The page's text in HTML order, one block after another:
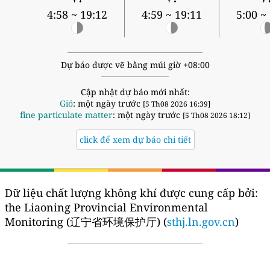
4:58 ~ 19:12 4:59 ~ 19:11 5:00 ~
Dự báo được vẽ bằng múi giờ +08:00
Cập nhật dự báo mới nhất:
Gió: một ngày trước [5 Th08 2026 16:39]
fine particulate matter: một ngày trước [5 Th08 2026 18:12]
click để xem dự báo chi tiết
Dữ liệu chất lượng không khí được cung cấp bởi:
the Liaoning Provincial Environmental
Monitoring (辽宁省环境保护厅) (sthj.ln.gov.cn)